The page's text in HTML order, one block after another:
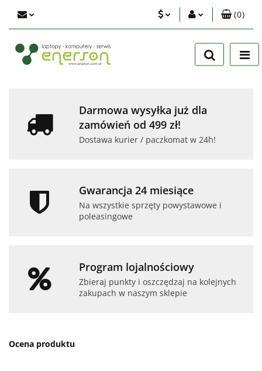
Zaloguj się
Zarejestruj się
(0)
Darmowa wysyłka już dla
zamówień od 499 zł!
Dostawa kurier / paczkomat w 24h!
Gwarancja 24 miesiące
Na wszystkie sprzęty powystawowe i
poleasingowe
Program lojalnościowy
Zbieraj punkty i oszczędzaj na kolejnych
zakupach w naszym sklepie
Ocena produktu